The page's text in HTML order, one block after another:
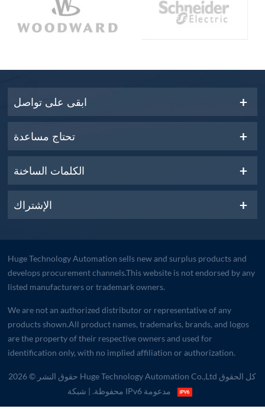
ابقى على تواصل
تحتاج مساعدة
الكلمات الساخنة
الإشتراك
Huge Technology Automation sells new and surplus products and
develops procurement channels.This website is not endorsed by any
listed manufacturers or trademark owners.
We are not an authorized distributor or representative of any
products shown.All product names, trademarks, brands, and logos
are the property of their respective owners and used for
identification only, with no implied affiliation or authorization.
حقوق النشر © 2026 Huge Technology Automation Co.,Ltd كل الحقوق
محفوظة.